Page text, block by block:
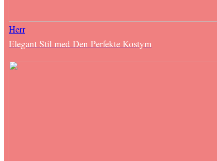
Herr
Elegant Stil med Den Perfekte Kostym